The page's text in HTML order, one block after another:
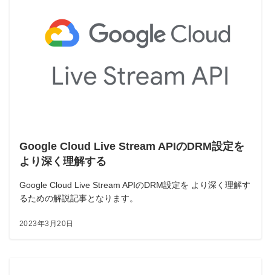
Google Cloud Live Stream APIのDRM設定を
より深く理解する
Google Cloud Live Stream APIのDRM設定を より深く理解す
るための解説記事となります。
2023年3月20日